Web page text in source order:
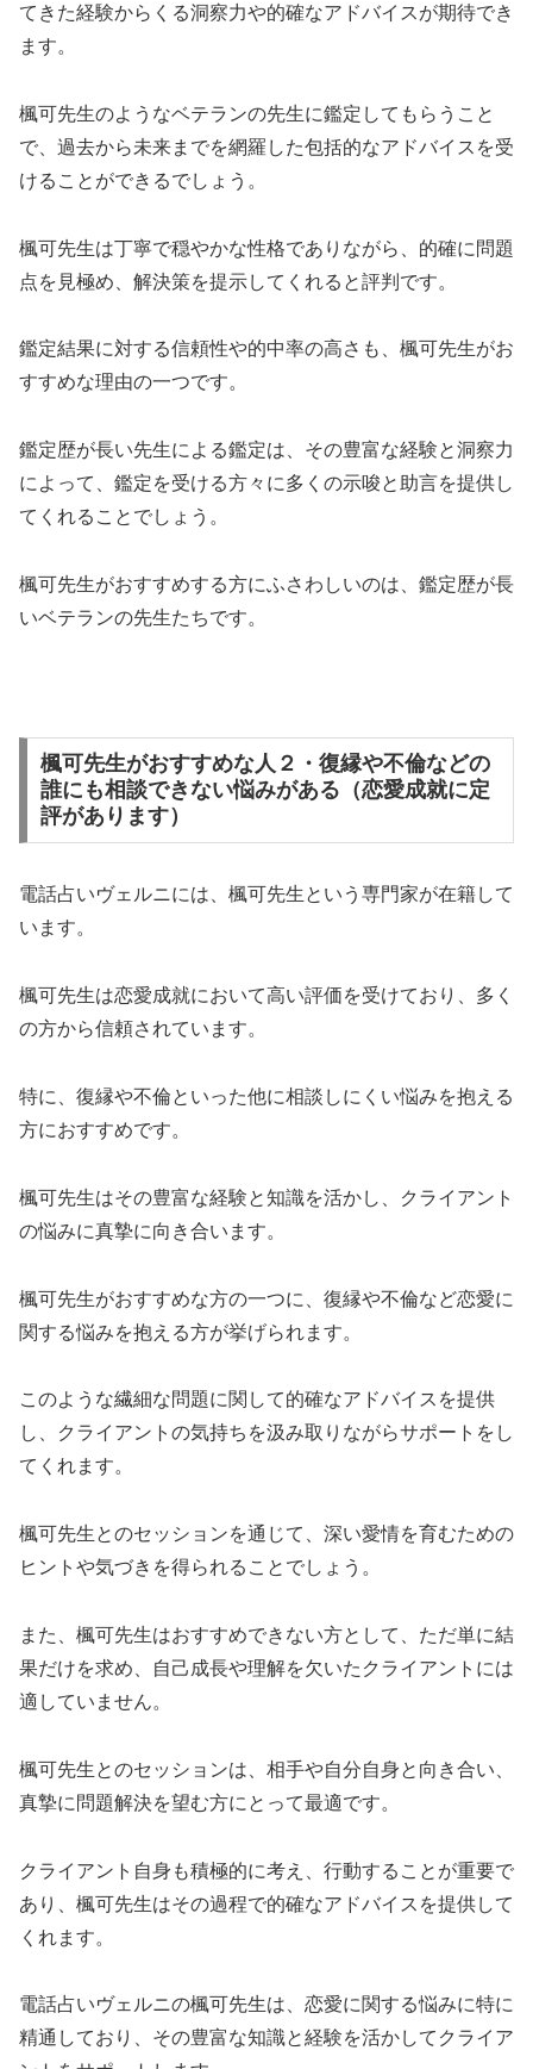
てきた経験からくる洞察力や的確なアドバイスが期待でき
ます。
楓可先生のようなベテランの先生に鑑定してもらうこと
で、過去から未来までを網羅した包括的なアドバイスを受
けることができるでしょう。
楓可先生は丁寧で穏やかな性格でありながら、的確に問題
点を見極め、解決策を提示してくれると評判です。
鑑定結果に対する信頼性や的中率の高さも、楓可先生がお
すすめな理由の一つです。
鑑定歴が長い先生による鑑定は、その豊富な経験と洞察力
によって、鑑定を受ける方々に多くの示唆と助言を提供し
てくれることでしょう。
楓可先生がおすすめする方にふさわしいのは、鑑定歴が長
いベテランの先生たちです。
楓可先生がおすすめな人２・復縁や不倫などの
誰にも相談できない悩みがある（恋愛成就に定
評があります）
電話占いヴェルニには、楓可先生という専門家が在籍して
います。
楓可先生は恋愛成就において高い評価を受けており、多く
の方から信頼されています。
特に、復縁や不倫といった他に相談しにくい悩みを抱える
方におすすめです。
楓可先生はその豊富な経験と知識を活かし、クライアント
の悩みに真摯に向き合います。
楓可先生がおすすめな方の一つに、復縁や不倫など恋愛に
関する悩みを抱える方が挙げられます。
このような繊細な問題に関して的確なアドバイスを提供
し、クライアントの気持ちを汲み取りながらサポートをし
てくれます。
楓可先生とのセッションを通じて、深い愛情を育むための
ヒントや気づきを得られることでしょう。
また、楓可先生はおすすめできない方として、ただ単に結
果だけを求め、自己成長や理解を欠いたクライアントには
適していません。
楓可先生とのセッションは、相手や自分自身と向き合い、
真摯に問題解決を望む方にとって最適です。
クライアント自身も積極的に考え、行動することが重要で
あり、楓可先生はその過程で的確なアドバイスを提供して
くれます。
電話占いヴェルニの楓可先生は、恋愛に関する悩みに特に
精通しており、その豊富な知識と経験を活かしてクライア